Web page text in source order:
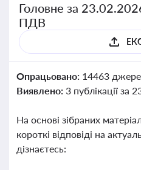
Головне за
ПДВ
Опрацьовано: 14463
Виявлено: 3 публікації за
На основі зібраних
короткі відповіді на
дізнаєтесь: